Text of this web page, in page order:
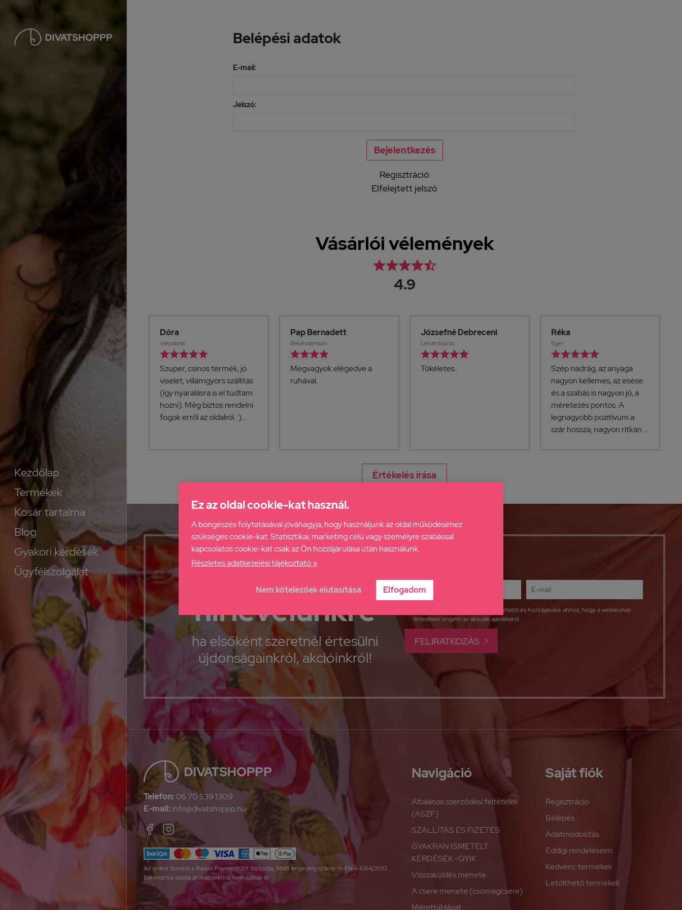
Ez az oldal cookie-kat használ.
A böngészés folytatásával jóváhagyja, hogy használjunk az oldal működéséhez
szükséges cookie-kat. Statisztikai, marketing célú vagy személyre szabással
kapcsolatos cookie-kat csak az Ön hozzájárulása után használunk.
Részletes adatkezelési tájékoztató »
Nem kötelezőek elutasítása Elfogadom
Kezdőlap
Termékek
Kosár tartalma
Blog
Gyakori kérdések
Ügyfélszolgálat
Belépési adatok
E-mail:
Jelszó:
Regisztráció
Elfelejtett jelszó
Vásárlói vélemények

4.9
Anita

Ma megkaptam a
termékeket, gyors , korrekt
szállítás.3 db ruha, kiváló
fazon, anyag.
Dóra
Várpalota

Szuper, csinos termék, jó
viselet, villámgyors szállítás
(így nyaralásra is el tudtam
hozni). Még biztos rendelni
fogok erről az oldalról. :)...
Pap Bernadett
Békéssámson

Megvagyok elégedve a
ruhával.
Józsefné Debreceni
Lénárddaróc

Tökéletes .
Réka
Eger

Szép nadrág, az anyaga
nagyon kellemes, az esése
és a szabás is nagyon jó, a
méretezés pontos. A
legnagyobb pozitívum a
szár hossza, nagyon ritkán ...
Értékelés írása
Iratkozz fel
hírlevelünkre
ha elsőként szeretnél értesülni
újdonságainkról, akcióinkról!
Adatkezelési tájékoztatótés hozzájárulok ahhoz, hogy a webáruház
értesítsen engem az aktuális ajánlatairól.
FELIRATKOZÁS 
Telefon: 06 70 539 1309
E-mail: info@divatshoppp.hu
Az online fizetést a Barion Payment Zrt. biztosítja, MNB engedély száma: H-EN-I-1064/2013.
Bankkártya adatai áruházunkhoz nem jutnak el.
Navigáció
Általános szerződési feltételek
(ÁSZF)
SZÁLLÍTÁS ÉS FIZETÉS
GYAKRAN ISMÉTELT
KÉRDÉSEK -GYIK
Visszaküldés menete
A csere menete (csomagcsere)
Mérettáblázat
Saját fiók
Regisztráció
Belépés
Adatmódosítás
Eddigi rendeléseim
Kedvenc termékek
Letölthető termékek